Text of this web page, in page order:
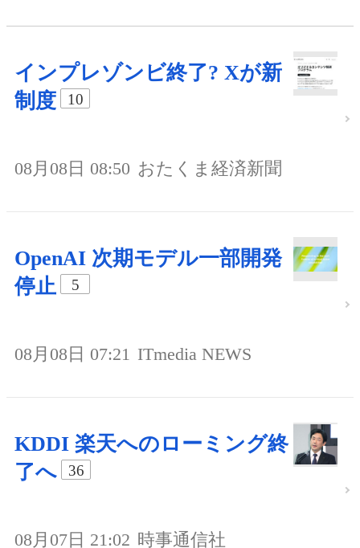
インプレゾンビ終了? Xが新
制度
10
08月08日 08:50 おたくま経済新聞
OpenAI 次期モデル一部開発
停止
5
08月08日 07:21 ITmedia NEWS
KDDI 楽天へのローミング終
了へ
36
08月07日 21:02 時事通信社